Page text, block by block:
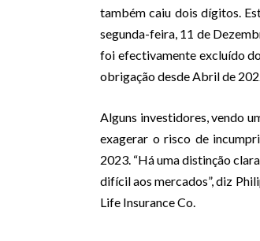
também caiu dois dígitos.
segunda-feira, 11 de
foi efectivamente excluído
obrigação desde Abril de
Alguns investidores, vendo
exagerar o risco de
2023. “Há uma distinção
difícil aos mercados”, diz
Life Insurance Co.